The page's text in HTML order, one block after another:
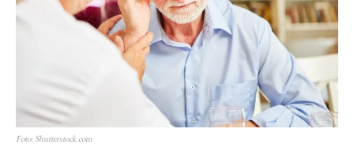
Foto: Shutterstock.com